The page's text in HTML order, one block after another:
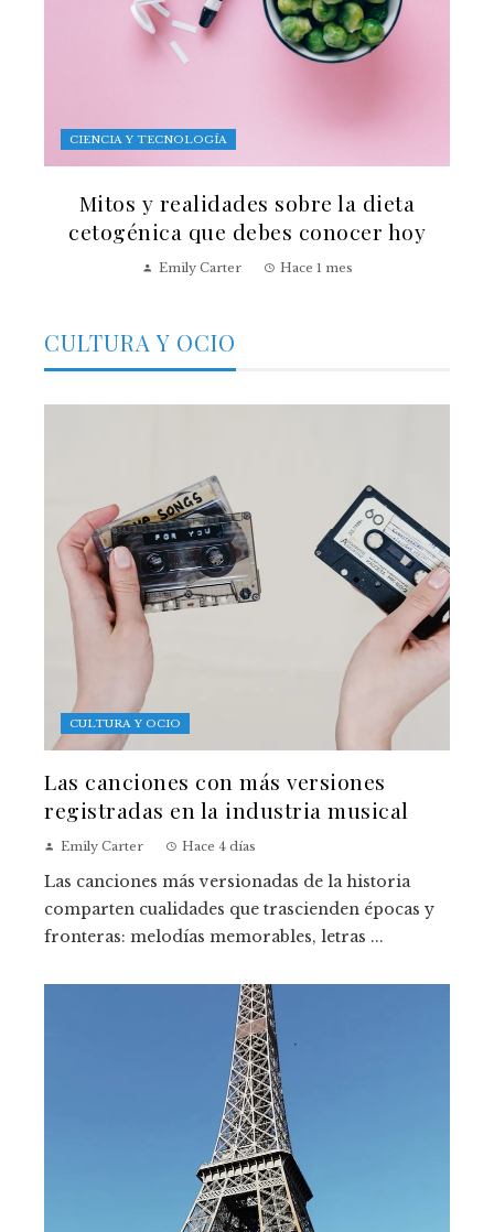
CIENCIA Y TECNOLOGÍA
Mitos y realidades sobre la dieta
cetogénica que debes conocer hoy
Emily Carter Hace 1 mes
CULTURA Y OCIO
CULTURA Y OCIO
Las canciones con más versiones
registradas en la industria musical
Emily Carter Hace 4 días
Las canciones más versionadas de la historia
comparten cualidades que trascienden épocas y
fronteras: melodías memorables, letras ...